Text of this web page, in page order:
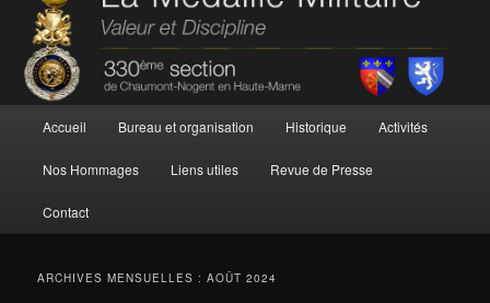
principal
Accueil Bureau et organisation Historique Activités
Nos Hommages Liens utiles Revue de Presse
Contact
ARCHIVES MENSUELLES :AOÛT 2024